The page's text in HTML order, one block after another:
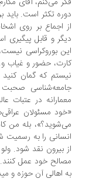
تکثر است. باید بر سر
اجماع بر روی اشخاصی
و قابل پیگیری
بوروکراسی نیست،
حضور و غیاب و… را
که گمان کنید از
صحبت
در عتبات
مسئولان عراقی‌ها
بله من کاسه
را به رسمیت‌
بیرون نقد شود. ولو
خود عمل کنند. یکی
اهالی آن حوزه و میدان